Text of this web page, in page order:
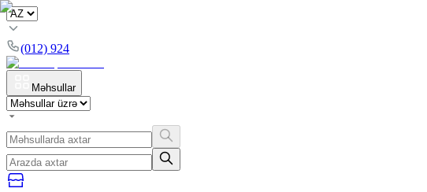
(012) 924
Məhsullar